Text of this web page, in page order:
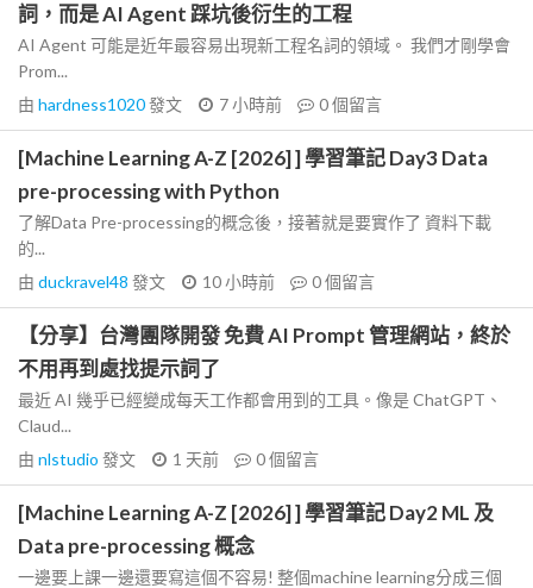
詞，而是 AI Agent 踩坑後衍生的工程
AI Agent 可能是近年最容易出現新工程名詞的領域。 我們才剛學會
Prom...
由 hardness1020發文 7 小時前 0個留言
[Machine Learning A-Z [2026] ] 學習筆記 Day3 Data
pre-processing with Python
了解Data Pre-processing的概念後，接著就是要實作了 資料下載
的...
由 duckravel48 發文 10 小時前 0個留言
【分享】台灣團隊開發 免費 AI Prompt 管理網站，終於
不用再到處找提示詞了
最近 AI 幾乎已經變成每天工作都會用到的工具。像是 ChatGPT、
Claud...
由 nlstudio 發文 1 天前 0個留言
[Machine Learning A-Z [2026] ] 學習筆記 Day2 ML 及
Data pre-processing 概念
一邊要上課一邊還要寫這個不容易! 整個machine learning分成三個